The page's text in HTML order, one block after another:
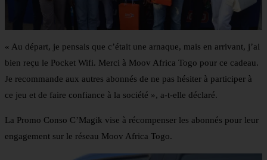
« Au départ, je pensais que c’était une arnaque, mais en arrivant, j’ai
bien reçu le Pocket Wifi. Merci à Moov Africa Togo pour ce cadeau.
Je recommande aux autres abonnés de ne pas hésiter à participer à
ce jeu et de faire confiance à la société », a-t-elle déclaré.
La Promo Conso C’Magik vise à récompenser les abonnés pour leur
engagement sur le réseau Moov Africa Togo.